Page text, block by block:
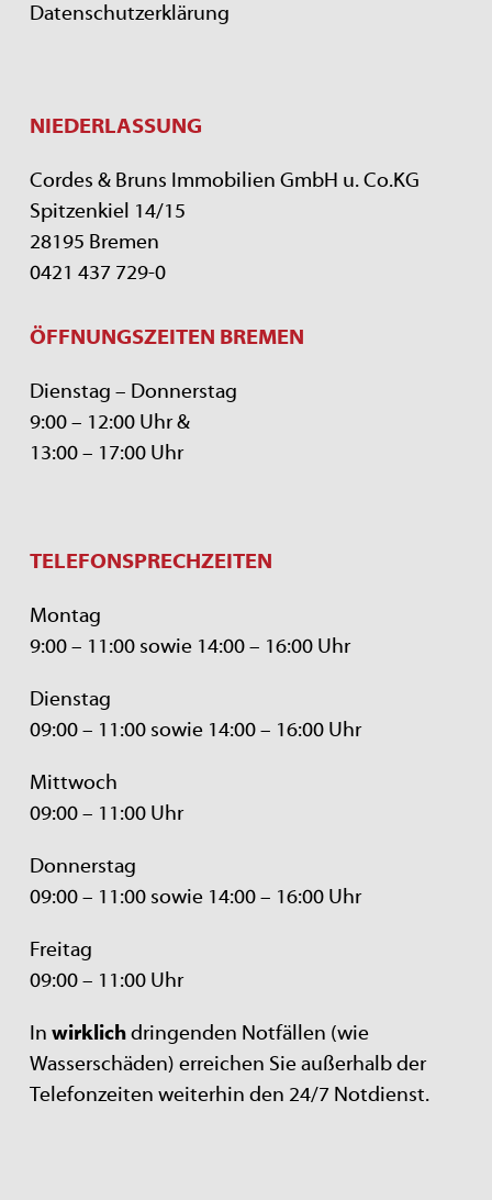
Datenschutzerklärung
NIEDERLASSUNG
Cordes & Bruns Immobilien GmbH u. Co.KG
Spitzenkiel 14/15
28195 Bremen
0421 437 729-0
ÖFFNUNGSZEITEN BREMEN
Dienstag – Donnerstag
9:00 – 12:00 Uhr &
13:00 – 17:00 Uhr
TELEFONSPRECHZEITEN
Montag
9:00 – 11:00 sowie 14:00 – 16:00 Uhr
Dienstag
09:00 – 11:00 sowie 14:00 – 16:00 Uhr
Mittwoch
09:00 – 11:00 Uhr
Donnerstag
09:00 – 11:00 sowie 14:00 – 16:00 Uhr
Freitag
09:00 – 11:00 Uhr
In wirklichdringenden Notfällen (wie
Wasserschäden) erreichen Sie außerhalb der
Telefonzeiten weiterhin den 24/7 Notdienst.